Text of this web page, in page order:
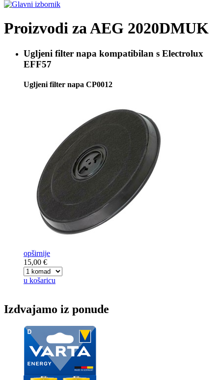
Proizvodi zaAEG 2020DMUK
Ugljeni filter napa kompatibilan s Electrolux
EFF57
Ugljeni filter napa CP0012
opširnije
15,00 €
u košaricu
Izdvajamo iz ponude